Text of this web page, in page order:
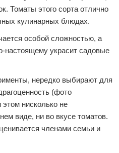
Томаты этого сорта отлично
кулинарных блюдах.
особой сложностью, а
настоящему украсит садовые
нередко выбирают для
(фото
нисколько не
виде, ни во вкусе томатов.
членами семьи и